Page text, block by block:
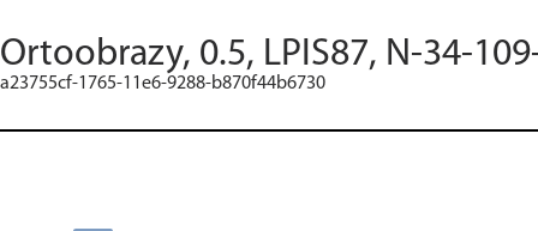
Ortoobrazy, 0.5, LPIS87, N-34-
a23755cf-1765-11e6-9288-b870f44b6730